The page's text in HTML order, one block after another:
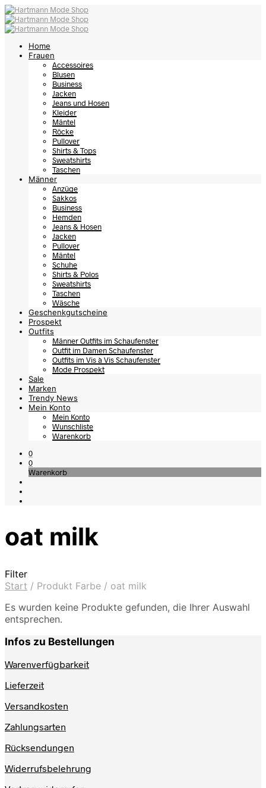
Home
Frauen
Accessoires
Blusen
Business
Jacken
Jeans und Hosen
Kleider
Mäntel
Röcke
Pullover
Shirts & Tops
Sweatshirts
Taschen
Männer
Anzüge
Sakkos
Business
Hemden
Jeans & Hosen
Jacken
Pullover
Mäntel
Schuhe
Shirts & Polos
Sweatshirts
Taschen
Wäsche
Geschenkgutscheine
Prospekt
Outfits
Männer Outfits im Schaufenster
Outfit im Damen Schaufenster
Outfits im Vis à Vis Schaufenster
Mode Prospekt
Sale
Marken
Trendy News
Mein Konto
Mein Konto
Wunschliste
Warenkorb
0
0
Warenkorb
oat milk
Filter
Start / Produkt Farbe / oat milk
Es wurden keine Produkte gefunden, die Ihrer Auswahl
entsprechen.
Infos zu Bestellungen
Warenverfügbarkeit
Lieferzeit
Versandkosten
Zahlungsarten
Rücksendungen
Widerrufsbelehrung